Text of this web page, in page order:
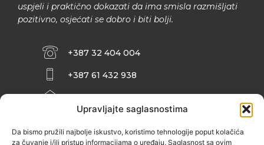
Upravljajte saglasnostima
Da bismo pružili najbolje iskustvo, koristimo tehnologije poput kolačića
za čuvanje i/ili pristup informacijama o uređaju. Saglasnost sa ovim
uspjeli i praktično dokazati da ima smisla razmišljati
pozitivno, osjećati se dobro i biti bolji.
+387 32 404 004
+387 61 432 938
INFO@ZENIT.BA
ZENIČANKA, 3. SPRAT), 72000 ZENICA